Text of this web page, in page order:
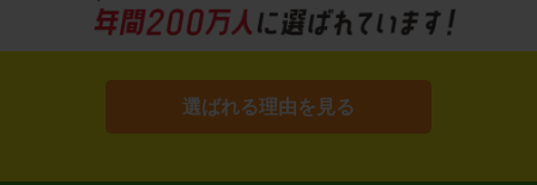
選ばれる理由を見る